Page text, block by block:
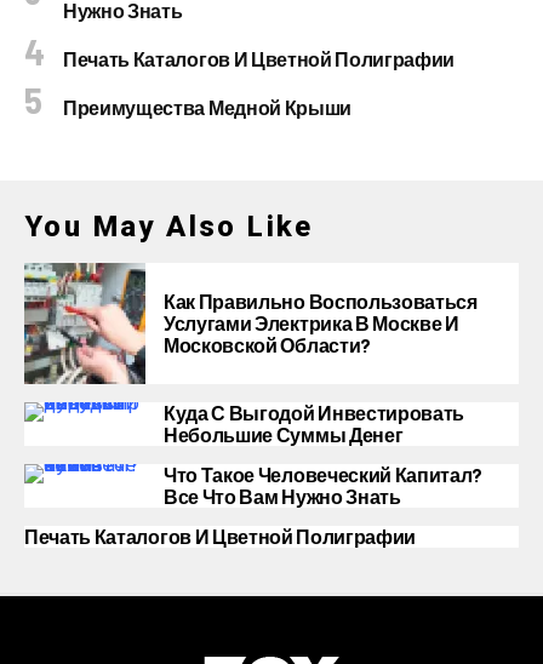
Нужно Знать
Печать Каталогов И Цветной Полиграфии
Преимущества Медной Крыши
You May Also Like
Как Правильно Воспользоваться
Услугами Электрика В Москве И
Московской Области?
Куда С Выгодой Инвестировать
Небольшие Суммы Денег
Что Такое Человеческий Капитал?
Все Что Вам Нужно Знать
Печать Каталогов И Цветной Полиграфии